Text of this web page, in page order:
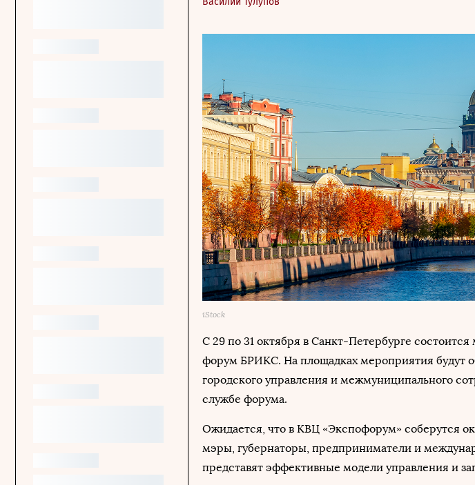
iStock
С 29 по 31 октября в Санкт-Петербурге
форум БРИКС. На площадках мероприятия будут
городского управления и межмуниципального
службе форума.
Ожидается, что в КВЦ «Экспофорум» соберутся
мэры, губернаторы, предприниматели и
представят эффективные модели управления и